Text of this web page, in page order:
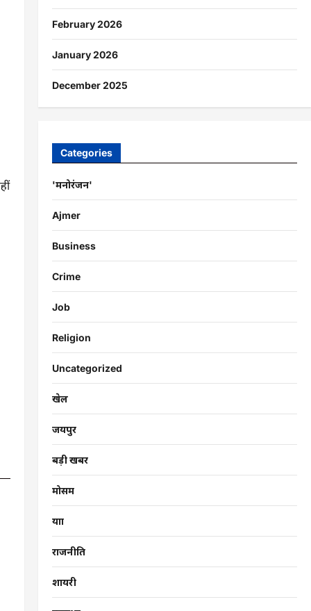
February 2026
January 2026
December 2025
Categories
'मनोरंजन'
Ajmer
Business
Crime
Job
Religion
Uncategorized
खेल
जयपुर
बड़ी खबर
मोसम
यात्रा
राजनीति
शायरी